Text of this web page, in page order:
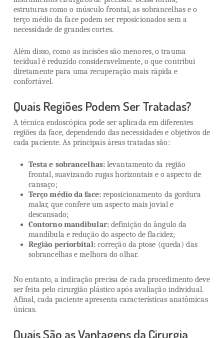
estruturas como o músculo frontal, as sobrancelhas e o
terço médio da face podem ser reposicionados sem a
necessidade de grandes cortes.
Além disso, como as incisões são menores, o trauma
tecidual é reduzido consideravelmente, o que contribui
diretamente para uma recuperação mais rápida e
confortável.
Quais Regiões Podem Ser Tratadas?
A técnica endoscópica pode ser aplicada em diferentes
regiões da face, dependendo das necessidades e objetivos de
cada paciente. As principais áreas tratadas são:
Testa e sobrancelhas:levantamento da região
frontal, suavizando rugas horizontais e o aspecto de
cansaço;
Terço médio da face:reposicionamento da gordura
malar, que confere um aspecto mais jovial e
descansado;
Contorno mandibular:definição do ângulo da
mandíbula e redução do aspecto de flacidez;
Região periorbital:correção da ptose (queda) das
sobrancelhas e melhora do olhar.
No entanto, a indicação precisa de cada procedimento deve
ser feita pelo cirurgião plástico após avaliação individual.
Afinal, cada paciente apresenta características anatômicas
únicas.
Quais São as Vantagens da Cirurgia